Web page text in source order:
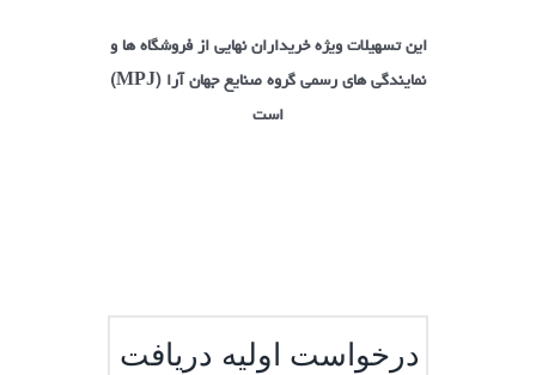
این تسهیلات ویژه خریداران نهایی از فروشگاه ها و
نمایندگی های رسمی گروه صنایع جهان آرا (MPJ
)
است
درخواست اولیه دریافت